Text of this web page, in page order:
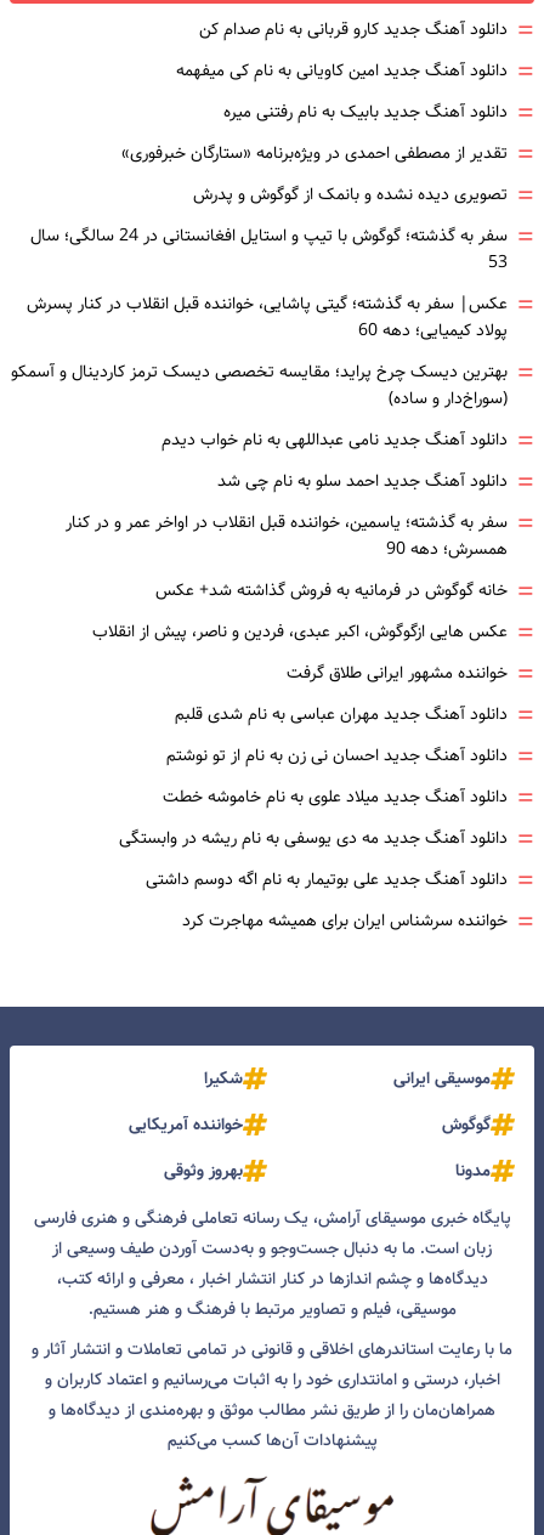
= دانلود آهنگ جدید کارو قربانی به نام صدام کن
= دانلود آهنگ جدید امین کاویانی به نام کی میفهمه
= دانلود آهنگ جدید بابیک به نام رفتنی میره
= تقدیر از مصطفی احمدی در ویژه‌برنامه «ستارگان خبرفوری»
= تصویری دیده نشده و بانمک از گوگوش و پدرش
=
سفر به گذشته؛ گوگوش با تیپ و استایل افغانستانی در 24 سالگی؛ سال
53
= عکس| سفر به گذشته؛ گیتی پاشایی، خواننده قبل انقلاب در کنار پسرش
پولاد کیمیایی؛ دهه 60
= بهترین دیسک چرخ پراید؛ مقایسه تخصصی دیسک ترمز کاردینال و آسمکو
(سوراخ‌دار و ساده)
= دانلود آهنگ جدید نامی عبداللهی به نام خواب دیدم
= دانلود آهنگ جدید احمد سلو به نام چی شد
= سفر به گذشته؛ یاسمین، خواننده قبل انقلاب در اواخر عمر و در کنار
همسرش؛ دهه 90
= خانه گوگوش در فرمانیه به فروش گذاشته شد+ عکس
= عکس هایی ازگوگوش، اکبر عبدی، فردین و ناصر، پیش از انقلاب
= خواننده مشهور ایرانی طلاق گرفت
= دانلود آهنگ جدید مهران عباسی به نام شدی قلبم
= دانلود آهنگ جدید احسان نی زن به نام از تو نوشتم
= دانلود آهنگ جدید میلاد علوی به نام خاموشه خطت
= دانلود آهنگ جدید مه دی یوسفی به نام ریشه در وابستگی
= دانلود آهنگ جدید علی بوتیمار به نام اگه دوسم داشتی
= خواننده سرشناس ایران برای همیشه مهاجرت کرد
موسیقی ایرانی
شکیرا
گوگوش
خواننده آمریکایی
مدونا
بهروز وثوقی
پایگاه خبری موسیقای آرامش، یک رسانه تعاملی فرهنگی و هنری فارسی
زبان است. ما به دنبال جست‌و‌جو و به‌دست آوردن طیف وسیعی از
دیدگاه‌ها و چشم انداز‌ها در کنار انتشار اخبار ، معرفی و ارائه کتب،
موسیقی، فیلم و تصاویر مرتبط با فرهنگ و هنر هستیم.
ما با رعایت استاندرهای اخلاقی و قانونی در تمامی تعاملات و انتشار آثار و
اخبار، درستی و امانتداری خود را به اثبات می‌رسانیم و اعتماد کاربران و
همراهان‌مان را از طریق نشر مطالب موثق و بهره‌مندی از دیدگاه‌ها و
پیشنهادات آن‌ها کسب می‌کنیم